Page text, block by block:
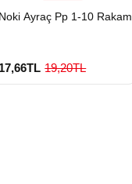
Noki Ayraç Pp 1-10 Rakam
17,66TL 19,20TL